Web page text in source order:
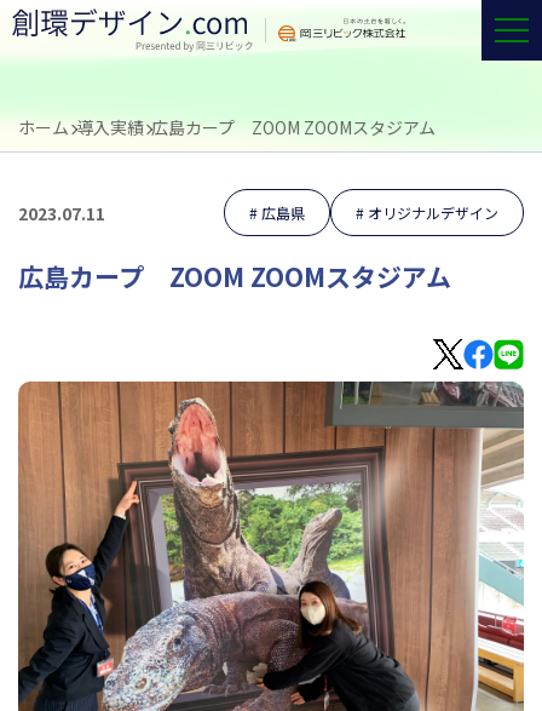
ホーム 導入実績 広島カープ ZOOM ZOOMスタジアム
2023.07.11 広島県 オリジナルデザイン
広島カープ ZOOM ZOOMスタジアム